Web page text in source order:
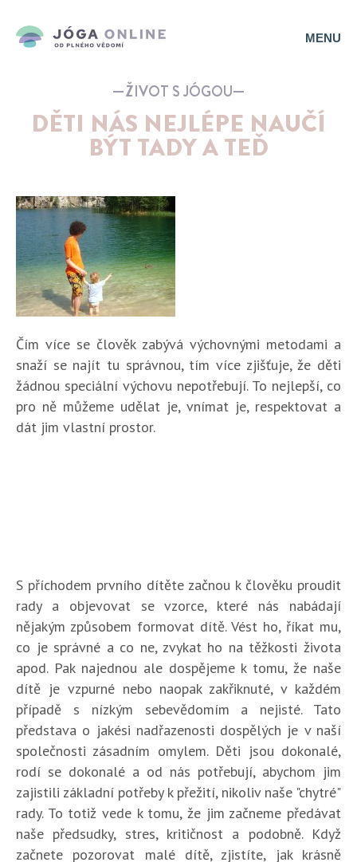
MENU
ŽIVOT S JÓGOU
DĚTI NÁS NEJLÉPE NAUČÍ
BÝT TADY A TEĎ
Čím více se člověk zabývá výchovnými metodami a
snaží se najít tu správnou, tím více zjišťuje, že děti
žádnou speciální výchovu nepotřebují. To nejlepší, co
pro ně můžeme udělat je, vnímat je, respektovat a
dát jim vlastní prostor.
S příchodem prvního dítěte začnou k člověku proudit
rady a objevovat se vzorce, které nás nabádají
nějakým způsobem formovat dítě. Vést ho, říkat mu,
co je správné a co ne, zvykat ho na těžkosti života
apod. Pak najednou ale dospějeme k tomu, že naše
dítě je vzpurné nebo naopak zakřiknuté, v každém
případě s nízkým sebevědomím a nejisté. Tato
představa o jakési nadřazenosti dospělých je v naší
společnosti zásadním omylem. Děti jsou dokonalé,
rodí se dokonalé a od nás potřebují, abychom jim
zajistili základní potřeby k přežití, nikoliv naše "chytré"
rady. To totiž vede k tomu, že jim začneme předávat
naše předsudky, stres, kritičnost a podobně. Když
začnete pozorovat malé dítě, zjistíte, jak krásně